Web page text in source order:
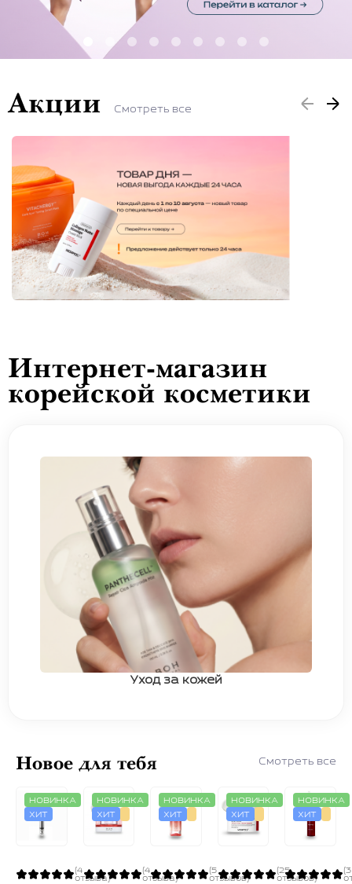
Эссенции
Уход для зоны вокруг глаз
ЭТАП 05 SPF
ДОП.УХОД Аппараты
Очищающие маски
Увлажняющие маски
Акции Смотреть все
Интернет-магазин
корейской косметики
Уход за кожей
Новое для тебя Смотреть все
НОВИНКА
ХИТ
(4
отзыва)
НОВИНКА
ХИТ
(4
отзыва)
НОВИНКА
ХИТ
(5
отзывов)
НОВИНКА
ХИТ
(25
отзывов)
НОВИНКА
ХИТ
(3